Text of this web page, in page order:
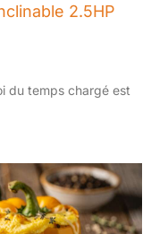
2.5HP
du temps chargé est